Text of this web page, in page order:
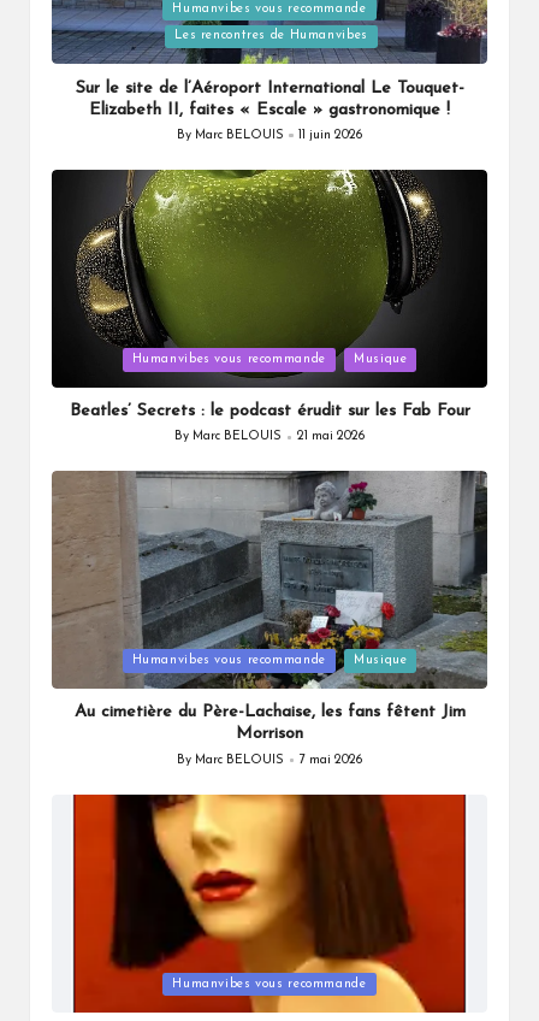
Posted
in
Humanvibes vous recommande
Les rencontres de Humanvibes
Sur le site de l’Aéroport International Le Touquet-
Elizabeth II, faites « Escale » gastronomique !
Posted
By Marc BELOUIS 11 juin 2026
in
Humanvibes vous recommande Musique
Beatles’ Secrets : le podcast érudit sur les Fab Four
Posted
By Marc BELOUIS 21 mai 2026
in
Humanvibes vous recommande Musique
Au cimetière du Père-Lachaise, les fans fêtent Jim
Morrison
Posted
By Marc BELOUIS 7 mai 2026
in
Humanvibes vous recommande